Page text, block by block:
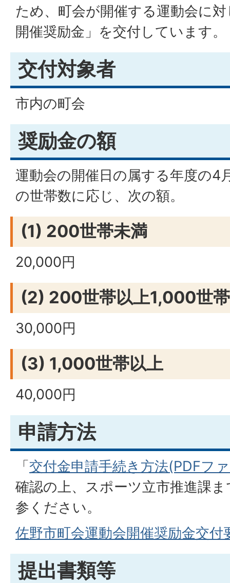
ため、町会が開催する運動会に
開催奨励金」を交付しています。
交付対象者
市内の町会
奨励金の額
運動会の開催日の属する年度の4
の世帯数に応じ、次の額。
(1) 200世帯未満
20,000円
(2) 200世帯以上1,000世
30,000円
(3) 1,000世帯以上
40,000円
申請方法
「 交付金申請手続き方法(PDFフ
確認の上、スポーツ立市推進課
参ください。
佐野市町会運動会開催奨励金交付
提出書類等